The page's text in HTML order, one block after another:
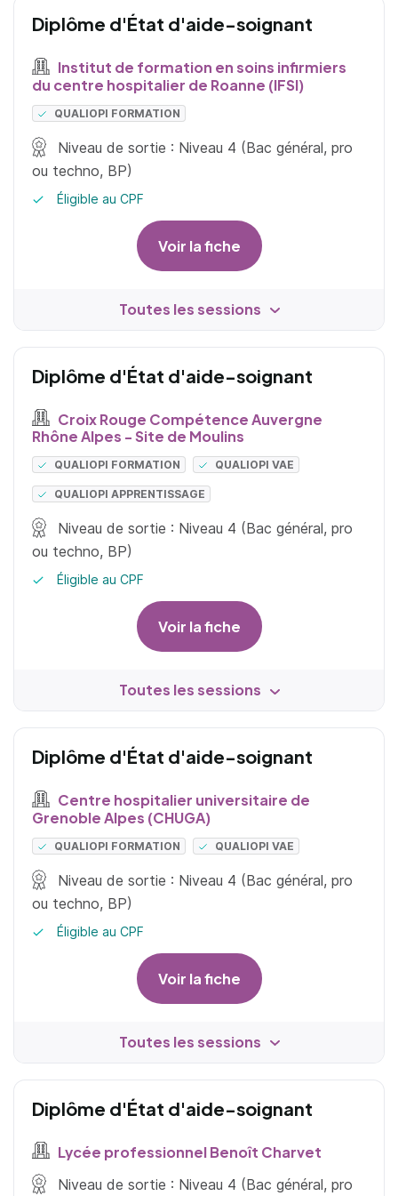
Diplôme d'État d'aide-soignant
Institut de formation en soins infirmiers
du centre hospitalier de Roanne (IFSI)
QUALIOPI FORMATION
Niveau de sortie : Niveau 4 (Bac général, pro
ou techno, BP)
Éligible au CPF
Voir la fiche
Toutes les sessions
Diplôme d'État d'aide-soignant
Croix Rouge Compétence Auvergne
Rhône Alpes - Site de Moulins
QUALIOPI FORMATION QUALIOPI VAE
QUALIOPI APPRENTISSAGE
Niveau de sortie : Niveau 4 (Bac général, pro
ou techno, BP)
Éligible au CPF
Voir la fiche
Toutes les sessions
Diplôme d'État d'aide-soignant
Centre hospitalier universitaire de
Grenoble Alpes (CHUGA)
QUALIOPI FORMATION QUALIOPI VAE
Niveau de sortie : Niveau 4 (Bac général, pro
ou techno, BP)
Éligible au CPF
Voir la fiche
Toutes les sessions
Diplôme d'État d'aide-soignant
Lycée professionnel Benoît Charvet
Niveau de sortie : Niveau 4 (Bac général, pro